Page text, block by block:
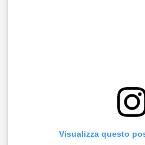
Visualizza questo